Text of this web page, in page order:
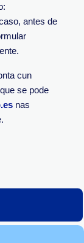
antes de
cun
se pode
nas